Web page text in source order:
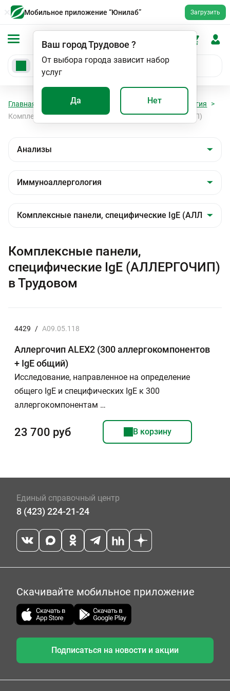
Мобильное приложение “Юнилаб” Загрузить
Ваш городТрудовое ?
От выбора города зависит набор
услуг
Да Нет
Главная Анализы
Иммуноаллергология
Комплексные панели, специфические IgE (АЛЛЕРГОЧИП)
Комплексные панели,
специфические IgE (АЛЛЕРГОЧИП)
в Трудовом
4429 / A09.05.118
Аллергочип ALEX2 (300 аллергокомпонентов
+ IgE общий)
Исследование, направленное на определение
общего IgE и специфических IgE к 300
аллергокомпонентам …
23 700 руб В корзину
Единый справочный центр
8 (423) 224-21-24
Скачивайте мобильное приложение
Подписаться на новости и акции